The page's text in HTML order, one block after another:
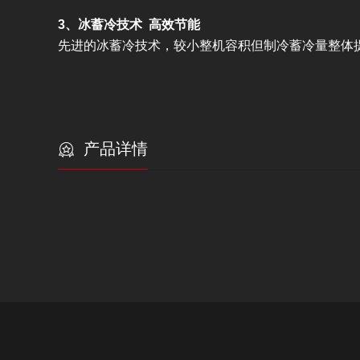
3、冰蓄冷技术 高效节能
先进的冰蓄冷技术，较小整机容积但制冷蓄冷量整体
产品详情